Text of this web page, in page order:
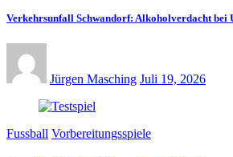
Verkehrsunfall Schwandorf: Alkoholverdacht bei
Jürgen Masching Juli 19, 2026
Fussball Vorbereitungsspiele